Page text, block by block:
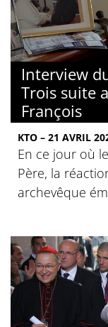
Interview
Trois suite
François
KTO – 21 AVRIL
En ce jour où
Père, la
archevêque